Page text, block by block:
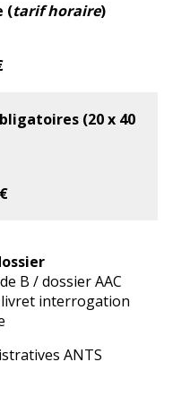
(tarif horaire)
(20 x 40
B / dossier AAC
interrogation
ANTS